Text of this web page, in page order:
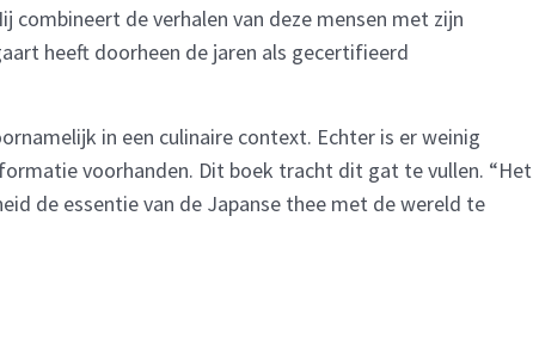
combineert de verhalen van deze mensen met zijn
heeft doorheen de jaren als gecertifieerd
in een culinaire context. Echter is er weinig
voorhanden. Dit boek tracht dit gat te vullen. “Het
de essentie van de Japanse thee met de wereld te